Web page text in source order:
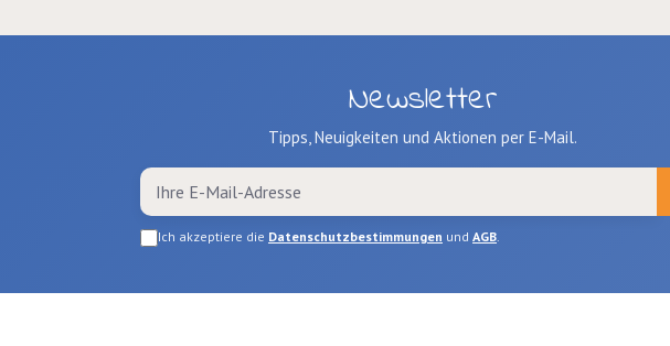
Newsletter
Tipps, Neuigkeiten und Aktionen per E-Mail.
Ich akzeptiere die Datenschutzbestimmungen und AGB.